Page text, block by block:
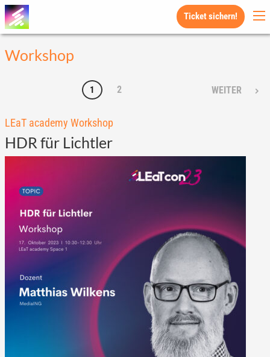
Ticket sichern!
Workshop
1 2 WEITER
LEaT academy Workshop
HDR für Lichtler